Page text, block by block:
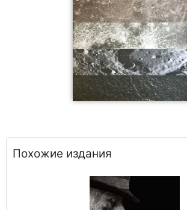
Похожие издания